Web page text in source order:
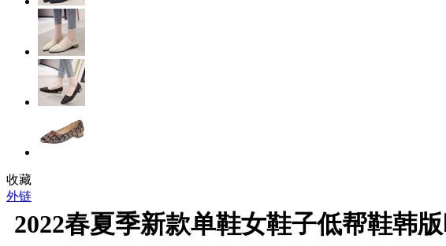
收藏
外链
2022春夏季新款单鞋女鞋子低帮鞋韩